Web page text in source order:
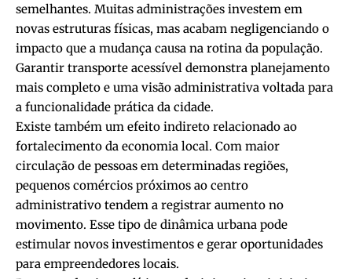
semelhantes. Muitas administrações investem em
novas estruturas físicas, mas acabam negligenciando o
impacto que a mudança causa na rotina da população.
Garantir transporte acessível demonstra planejamento
mais completo e uma visão administrativa voltada para
a funcionalidade prática da cidade.
Existe também um efeito indireto relacionado ao
fortalecimento da economia local. Com maior
circulação de pessoas em determinadas regiões,
pequenos comércios próximos ao centro
administrativo tendem a registrar aumento no
movimento. Esse tipo de dinâmica urbana pode
estimular novos investimentos e gerar oportunidades
para empreendedores locais.